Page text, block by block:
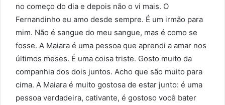
no começo do dia e depois não o vi mais. O
Fernandinho eu amo desde sempre. É um irmão para
mim. Não é sangue do meu sangue, mas é como se
fosse. A Maiara é uma pessoa que aprendi a amar nos
últimos meses. É uma coisa triste. Gosto muito da
companhia dos dois juntos. Acho que são muito para
cima. A Maiara é muito gostosa de estar junto: é uma
pessoa verdadeira, cativante, é gostoso você bater